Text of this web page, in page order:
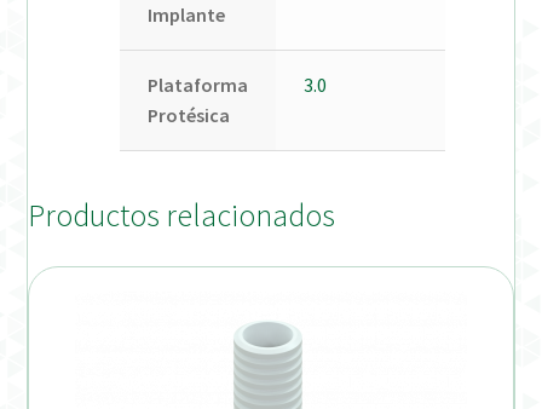
Implante
Plataforma
Protésica
3.0
Productos relacionados